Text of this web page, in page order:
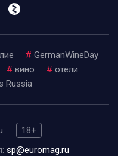
# GermanWineDay
# вино # отели
Russia
18+
sp@euromag.ru